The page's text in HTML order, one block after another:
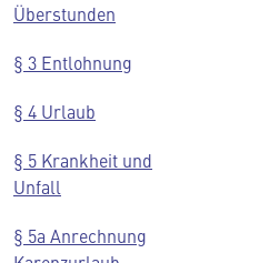
Überstunden
§ 3 Entlohnung
§ 4 Urlaub
§ 5 Krankheit und
Unfall
§ 5a Anrechnung